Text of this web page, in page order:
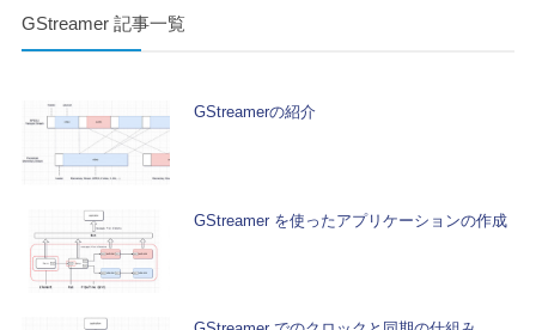
GStreamer 記事一覧
GStreamerの紹介
GStreamer を使ったアプリケーションの作成